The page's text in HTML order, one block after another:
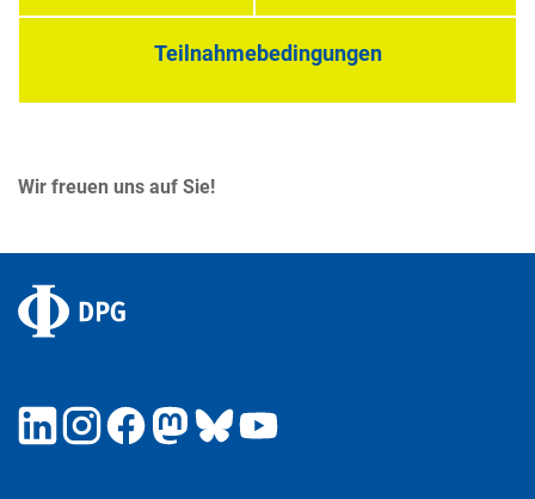
Teilnahmebedingungen
Wir freuen uns auf Sie!